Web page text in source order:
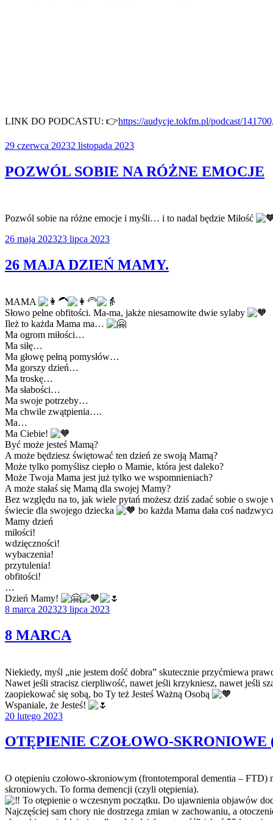
LINK DO PODCASTU: 👉https://audycje.tokfm.pl/podcast/
Opublikowane
29 czerwca 20232 listopada 2023
POZWÓL SOBIE NA RÓŻNE EMOCJE
Pozwól sobie na różne emocje i myśli… i to nadal będzie Miłość
Opublikowane
26 maja 202323 lipca 2023
26 MAJA DZIEŃ MAMY.
MAMA
Słowo pełne obfitości. Ma-ma, jakże niesamowite dwie sylaby
Ileż to każda Mama ma…
Ma ogrom miłości…
Ma siłę…
Ma głowę pełną pomysłów…
Ma gorszy dzień…
Ma troskę…
Ma słabości…
Ma swoje potrzeby…
Ma chwile zwątpienia….
Ma…
Ma Ciebie!
Być może jesteś Mamą?
A może będziesz świętować ten dzień ze swoją Mamą?
Może tylko pomyślisz ciepło o Mamie, która jest daleko?
Może Twoja Mama jest już tylko we wspomnieniach?
A może stałaś się Mamą dla swojej Mamy?
Bez względu na to, jak wiele pytań możesz dziś zadać sobie o swoje
świecie dla swojego dziecka
bo każda Mama dała coś
Mamy dzień
miłości!
wdzięczności!
wybaczenia!
przytulenia!
obfitości!
…
Dzień Mamy!
Opublikowane
8 marca 202323 lipca 2023
8 MARCA
Niekiedy, myśl „nie jestem dość dobra” skutecznie przyćmiewa
Nawet jeśli stracisz cierpliwość, nawet jeśli krzykniesz, nawet jeśli
zaopiekować się sobą, bo Ty też Jesteś Ważną Osobą
Wspaniale, że Jesteś!
Opublikowane
20 lutego 2023
OTĘPIENIE CZOŁOWO-
O otępieniu czołowo-skroniowym (frontotemporal dementia – FTD)
skroniowych. To forma demencji (czyli otępienia).
To otępienie o wczesnym początku. Do ujawnienia objawów
Najczęściej sam chory nie dostrzega zmian w zachowaniu, a